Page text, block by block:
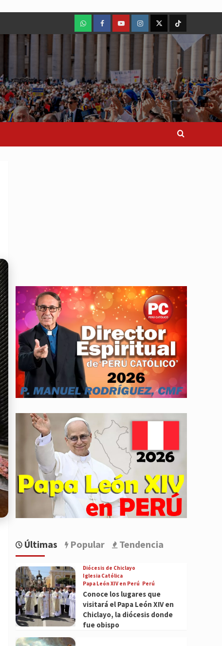
WhatsAppFacebookYoutubeInstagram
X TikTok
Últimas Popular Tendencia
Diócesis de Chiclayo
Iglesia Católica
Papa León XIV en Perú Perú
Conoce los lugares que
visitará el Papa León XIV en
Chiclayo, la diócesis donde
fue obispo